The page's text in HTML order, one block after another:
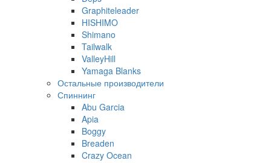
Graphiteleader
HISHIMO
Shimano
Tailwalk
ValleyHill
Yamaga Blanks
Остальные производители
Спиннинг
Abu Garcia
Apia
Boggy
Breaden
Crazy Ocean